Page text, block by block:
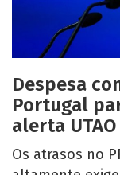
Despesa
Portugal
alerta UTAO
Os atrasos no